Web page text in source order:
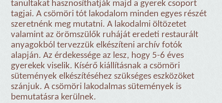
tanultakat hasznosíthatják majd a gyerek csoport
tagjai. A csömöri tót lakodalom minden egyes részét
szeretnénk meg mutatni. A lakodalmi öltözetet
valamint az örömszülők ruháját eredeti restaurált
anyagokból tervezzük elkészíteni archív fotók
alapján. Az érdekessége az lesz, hogy 5-6 éves
gyerekek viselik. Kísérő kiállításnak a csömöri
sütemények elkészítéséhez szükséges eszközöket
szánjuk. A csömöri lakodalmas sütemények is
bemutatásra kerülnek.